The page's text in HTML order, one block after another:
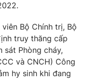
sản
Việt
Bộ Chính trị, Bộ
truy thăng cấp
sát Phòng cháy,
và CNCH) Công
hy sinh khi đang